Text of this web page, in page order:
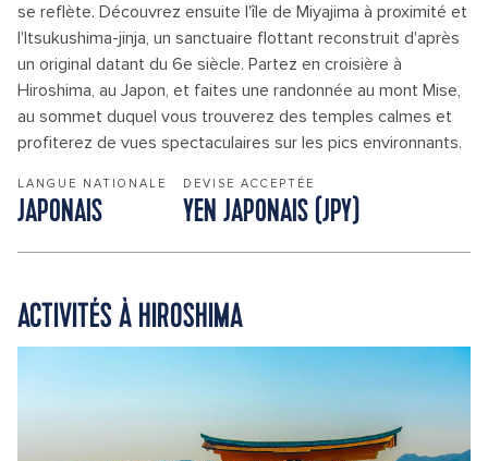
se reflète. Découvrez ensuite l'île de Miyajima à proximité et
l'Itsukushima-jinja, un sanctuaire flottant reconstruit d'après
un original datant du 6e siècle. Partez en croisière à
Hiroshima, au Japon, et faites une randonnée au mont Mise,
au sommet duquel vous trouverez des temples calmes et
profiterez de vues spectaculaires sur les pics environnants.
LANGUE NATIONALE
JAPONAIS
DEVISE ACCEPTÉE
YEN JAPONAIS (JPY)
ACTIVITÉS À HIROSHIMA